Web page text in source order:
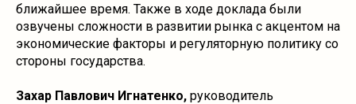
ближайшее время. Также в ходе доклада были
озвучены сложности в развитии рынка с акцентом на
экономические факторы и регуляторную политику со
стороны государства.
Захар Павлович Игнатенко, руководитель